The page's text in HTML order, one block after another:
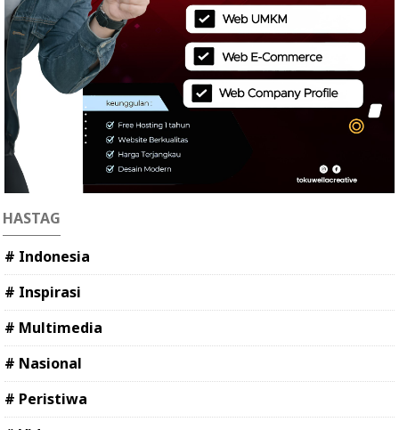
HASTAG
# Indonesia
# Inspirasi
# Multimedia
# Nasional
# Peristiwa